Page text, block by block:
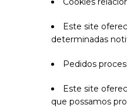
Este site
determinadas
Pedidos
Este site
que possamos